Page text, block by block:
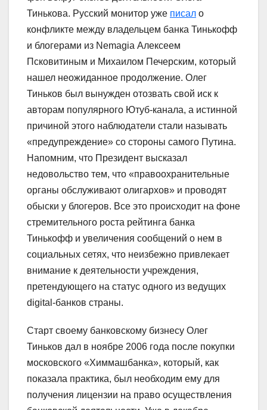
Тинькова. Русский монитор уже писал о
конфликте между владельцем банка Тинькофф
и блогерами из Nemagia Алексеем
Псковитиным и Михаилом Печерским, который
нашел неожиданное продолжение. Олег
Тиньков был вынужден отозвать свой иск к
авторам популярного Ютуб-канала, а истинной
причиной этого наблюдатели стали называть
«предупреждение» со стороны самого Путина.
Напомним, что Президент высказал
недовольство тем, что «правоохранительные
органы обслуживают олигархов» и проводят
обыски у блогеров. Все это происходит на фоне
стремительного роста рейтинга банка
Тинькофф и увеличения сообщений о нем в
социальных сетях, что неизбежно привлекает
внимание к деятельности учреждения,
претендующего на статус одного из ведущих
digital-банков страны.
Старт своему банковскому бизнесу Олег
Тиньков дал в ноябре 2006 года после покупки
московского «Химмашбанка», который, как
показала практика, был необходим ему для
получения лицензии на право осуществления